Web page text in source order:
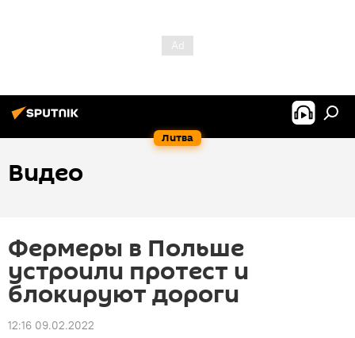
Литва
Видео
Фермеры в Польше
устроили протест и
блокируют дороги
12:16 09.02.2022